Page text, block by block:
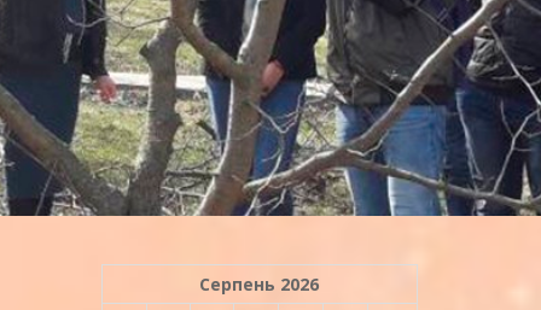
Серпень 2026